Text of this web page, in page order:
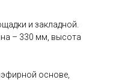
и закладной.
– 330 мм, высота
основе,